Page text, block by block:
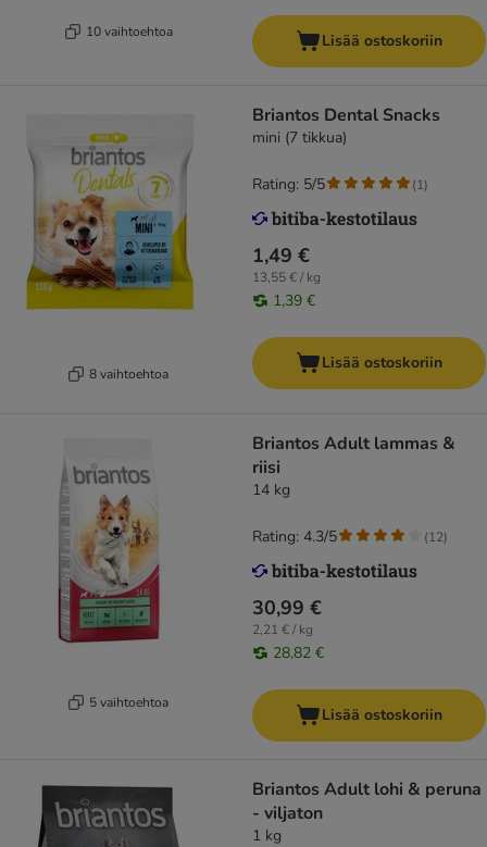
10 vaihtoehtoa Lisää ostoskoriin
8 vaihtoehtoa
Briantos Dental Snacks
mini (7 tikkua)
1,49 €
13,55 € / kg
1,39 €
Rating: 5/5 (1)
Lisää ostoskoriin
5 vaihtoehtoa
Briantos Adult lammas &
riisi
14 kg
30,99 €
2,21 € / kg
28,82 €
Rating: 4.3/5 (12)
Lisää ostoskoriin
Briantos Adult lohi & peruna
- viljaton
1 kg